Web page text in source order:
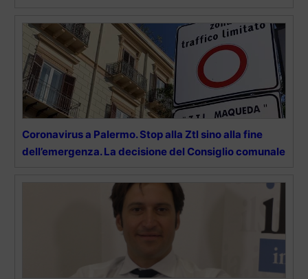
Coronavirus a Palermo. Stop alla Ztl sino alla fine
dell’emergenza. La decisione del Consiglio comunale